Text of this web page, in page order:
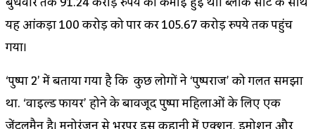
यह आंकड़ा 100 करोड़ को पार कर 105.67 करोड़ रुपये तक पहुंच
गया।
‘पुष्पा 2’ में बताया गया है कि कुछ लोगों ने ‘पुष्पराज’ को गलत समझा
था. ‘वाइल्ड फायर’ होने के बावजूद पुष्पा महिलाओं के लिए एक